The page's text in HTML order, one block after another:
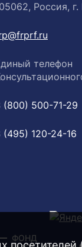
Россия,
телефон
(800) 500-71-29
(495) 120-24-16
ФОНД